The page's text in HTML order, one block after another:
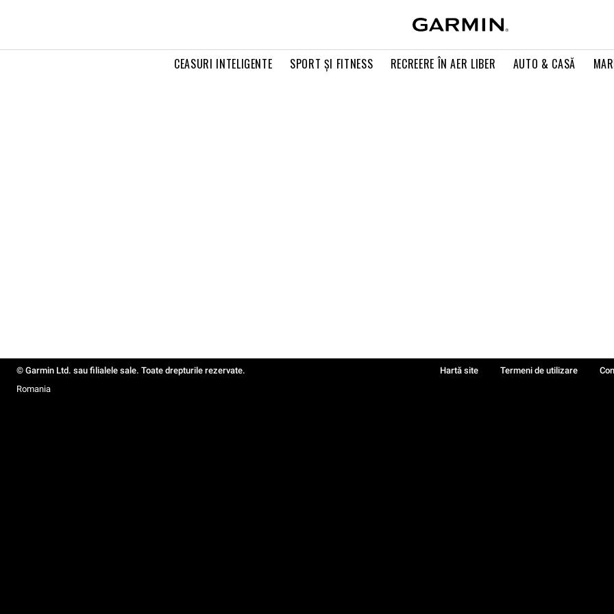
CEASURI INTELIGENTE SPORT ŞI FITNESS RECREERE ÎN AER LIBER AUTO & CASĂ
© Garmin Ltd. sau filialele sale. Toate drepturile rezervate. Hartă site Termeni de utilizare
Romania